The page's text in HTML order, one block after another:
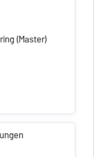
(Master)